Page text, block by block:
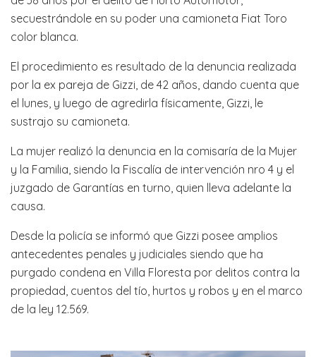
secuestrándole en su poder una camioneta Fiat Toro
color blanca.
El procedimiento es resultado de la denuncia realizada
por la ex pareja de Gizzi, de 42 años, dando cuenta que
el lunes, y luego de agredirla físicamente, Gizzi, le
sustrajo su camioneta.
La mujer realizó la denuncia en la comisaría de la Mujer
y la Familia, siendo la Fiscalía de intervención nro 4 y el
juzgado de Garantías en turno, quien lleva adelante la
causa.
Desde la policía se informó que Gizzi posee amplios
antecedentes penales y judiciales siendo que ha
purgado condena en Villa Floresta por delitos contra la
propiedad, cuentos del tío, hurtos y robos y en el marco
de la ley 12.569.